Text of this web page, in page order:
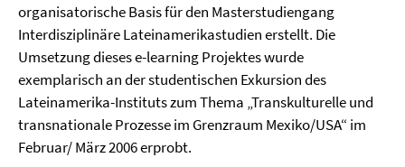
organisatorische Basis für den Masterstudiengang
Interdisziplinäre Lateinamerikastudien erstellt. Die
Umsetzung dieses e-learning Projektes wurde
exemplarisch an der studentischen Exkursion des
Lateinamerika-Instituts zum Thema „Transkulturelle und
transnationale Prozesse im Grenzraum Mexiko/USA“ im
Februar/ März 2006 erprobt.